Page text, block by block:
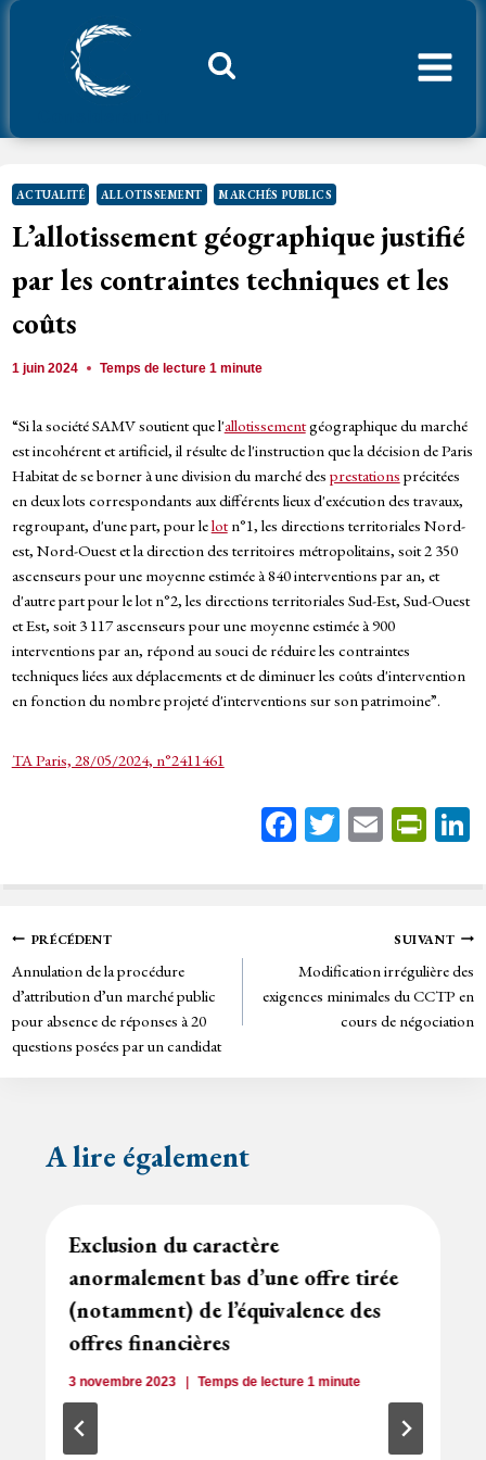
Aller
ACTUALITÉ ALLOTISSEMENT MARCHÉS PUBLICS
L’allotissement géographique justifié
par les contraintes techniques et les
coûts
1 juin 2024 Temps de lecture1 minute
“Si la société SAMV soutient que l'allotissementgéographique du marché
est incohérent et artificiel, il résulte de l'instruction que la décision de Paris
Habitat de se borner à une division du marché des prestations précitées
en deux lots correspondants aux différents lieux d'exécution des travaux,
regroupant, d'une part, pour lelotn°1, les directions territoriales Nord-
est, Nord-Ouest et la direction des territoires métropolitains, soit 2 350
ascenseurs pour une moyenne estimée à 840 interventions par an, et
d'autre part pour le lot n°2, les directions territoriales Sud-Est, Sud-Ouest
et Est, soit 3 117 ascenseurs pour une moyenne estimée à 900
interventions par an, répond au souci de réduire les contraintes
techniques liées aux déplacements et de diminuer les coûts d'intervention
en fonction du nombre projeté d'interventions sur son patrimoine”.
TA Paris, 28/05/2024, n°2411461
Fa
bo
T
tt
E
ail
Pr
tF
rie
n
dl
y
Navigation
de
l’article
PRÉCÉDENT
Annulation de la procédure
d’attribution d’un marché public
pour absence de réponses à 20
questions posées par un candidat
SUIVANT
Modification irrégulière des
exigences minimales du CCTP en
cours de négociation
A lire également
Exclusion du caractère
anormalement bas d’une offre tirée
(notamment) de l’équivalence des
offres financières
3 novembre 2023 Temps de lecture 1minute